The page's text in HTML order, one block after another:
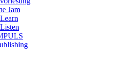
Jam